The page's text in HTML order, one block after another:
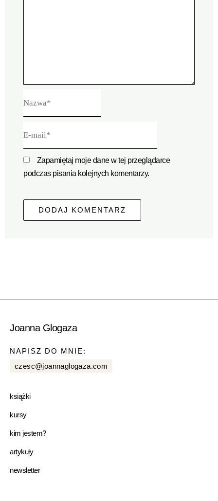
mail*
Zapamiętaj moje dane w tej przeglądarce
podczas pisania kolejnych komentarzy.
Joanna Glogaza
NAPISZ DO MNIE:
czesc@joannaglogaza.com
książki
kursy
kim jestem?
artykuły
newsletter